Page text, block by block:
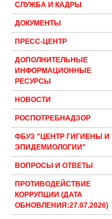
СЛУЖБА И КАДРЫ
ДОКУМЕНТЫ
ПРЕСС-ЦЕНТР
ДОПОЛНИТЕЛЬНЫЕ
ИНФОРМАЦИОННЫЕ
РЕСУРСЫ
НОВОСТИ
РОСПОТРЕБНАДЗОР
ФБУЗ "ЦЕНТР ГИГИЕНЫ И
ЭПИДЕМИОЛОГИИ"
ВОПРОСЫ И ОТВЕТЫ
ПРОТИВОДЕЙСТВИЕ
КОРРУПЦИИ (ДАТА
ОБНОВЛЕНИЯ:27.07.2026)